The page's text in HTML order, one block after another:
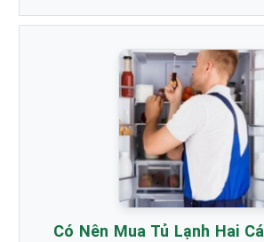
Có Nên Mua Tủ Lạnh Hai